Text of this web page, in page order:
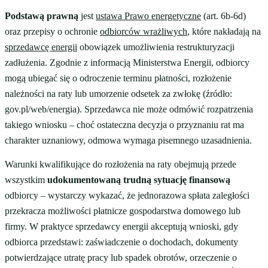
Podstawą prawną jest ustawa Prawo energetyczne (art. 6b-6d)
oraz przepisy o ochronie odbiorców wrażliwych, które nakładają na
sprzedawcę energii obowiązek umożliwienia restrukturyzacji
zadłużenia. Zgodnie z informacją Ministerstwa Energii, odbiorcy
mogą ubiegać się o odroczenie terminu płatności, rozłożenie
należności na raty lub umorzenie odsetek za zwłokę (źródło:
gov.pl/web/energia). Sprzedawca nie może odmówić rozpatrzenia
takiego wniosku – choć ostateczna decyzja o przyznaniu rat ma
charakter uznaniowy, odmowa wymaga pisemnego uzasadnienia.
Warunki kwalifikujące do rozłożenia na raty obejmują przede
wszystkim udokumentowaną trudną sytuację finansową
odbiorcy – wystarczy wykazać, że jednorazowa spłata zaległości
przekracza możliwości płatnicze gospodarstwa domowego lub
firmy. W praktyce sprzedawcy energii akceptują wnioski, gdy
odbiorca przedstawi: zaświadczenie o dochodach, dokumenty
potwierdzające utratę pracy lub spadek obrotów, orzeczenie o